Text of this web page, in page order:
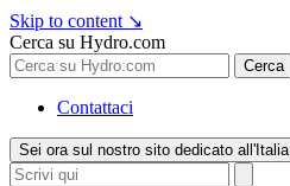
Skip to content ↘
Cerca su Hydro.com
Cerca
Contattaci
Sei ora sul nostro sito dedicato all'Italia